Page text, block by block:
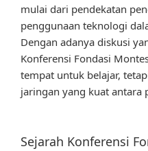
mulai dari pendekatan
penggunaan teknologi
Dengan adanya diskusi
Konferensi Fondasi
tempat untuk belajar,
jaringan yang kuat antara
Sejarah Konferensi